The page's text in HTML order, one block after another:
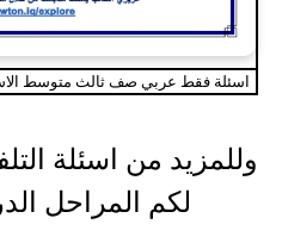
اسئلة فقط عربي صف ثالث متوسط
وللمزيد من اسئلة
لكم المراحل